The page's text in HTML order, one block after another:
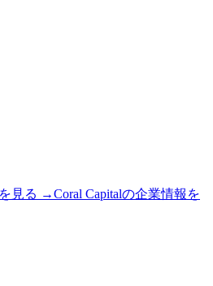
見る →Coral Capitalの企業情報を